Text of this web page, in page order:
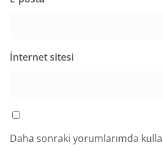
İnternet sitesi
Daha sonraki yorumlarımda